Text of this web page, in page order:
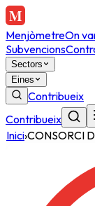
MenjòmetreOn
Subvencions
Sectors
Eines
Contribueix
Contribueix
Inici›CONSORCI